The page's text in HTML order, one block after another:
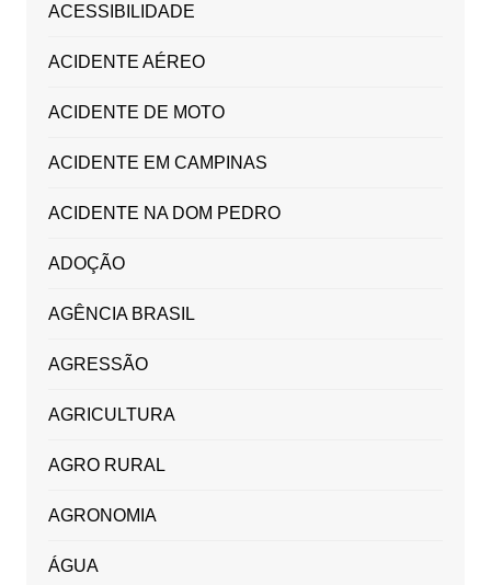
ACESSIBILIDADE
ACIDENTE AÉREO
ACIDENTE DE MOTO
ACIDENTE EM CAMPINAS
ACIDENTE NA DOM PEDRO
ADOÇÃO
AGÊNCIA BRASIL
AGRESSÃO
AGRICULTURA
AGRO RURAL
AGRONOMIA
ÁGUA